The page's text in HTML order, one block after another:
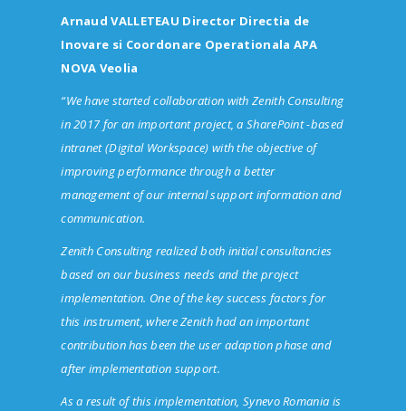
Arnaud VALLETEAU Director Directia de
Inovare si Coordonare Operationala APA
NOVA Veolia
“We have started collaboration with Zenith Consulting
in 2017 for an important project, a SharePoint -based
intranet (Digital Workspace) with the objective of
improving performance through a better
management of our internal support information and
communication.
Zenith Consulting realized both initial consultancies
based on our business needs and the project
implementation. One of the key success factors for
this instrument, where Zenith had an important
contribution has been the user adaption phase and
after implementation support.
As a result of this implementation, Synevo Romania is